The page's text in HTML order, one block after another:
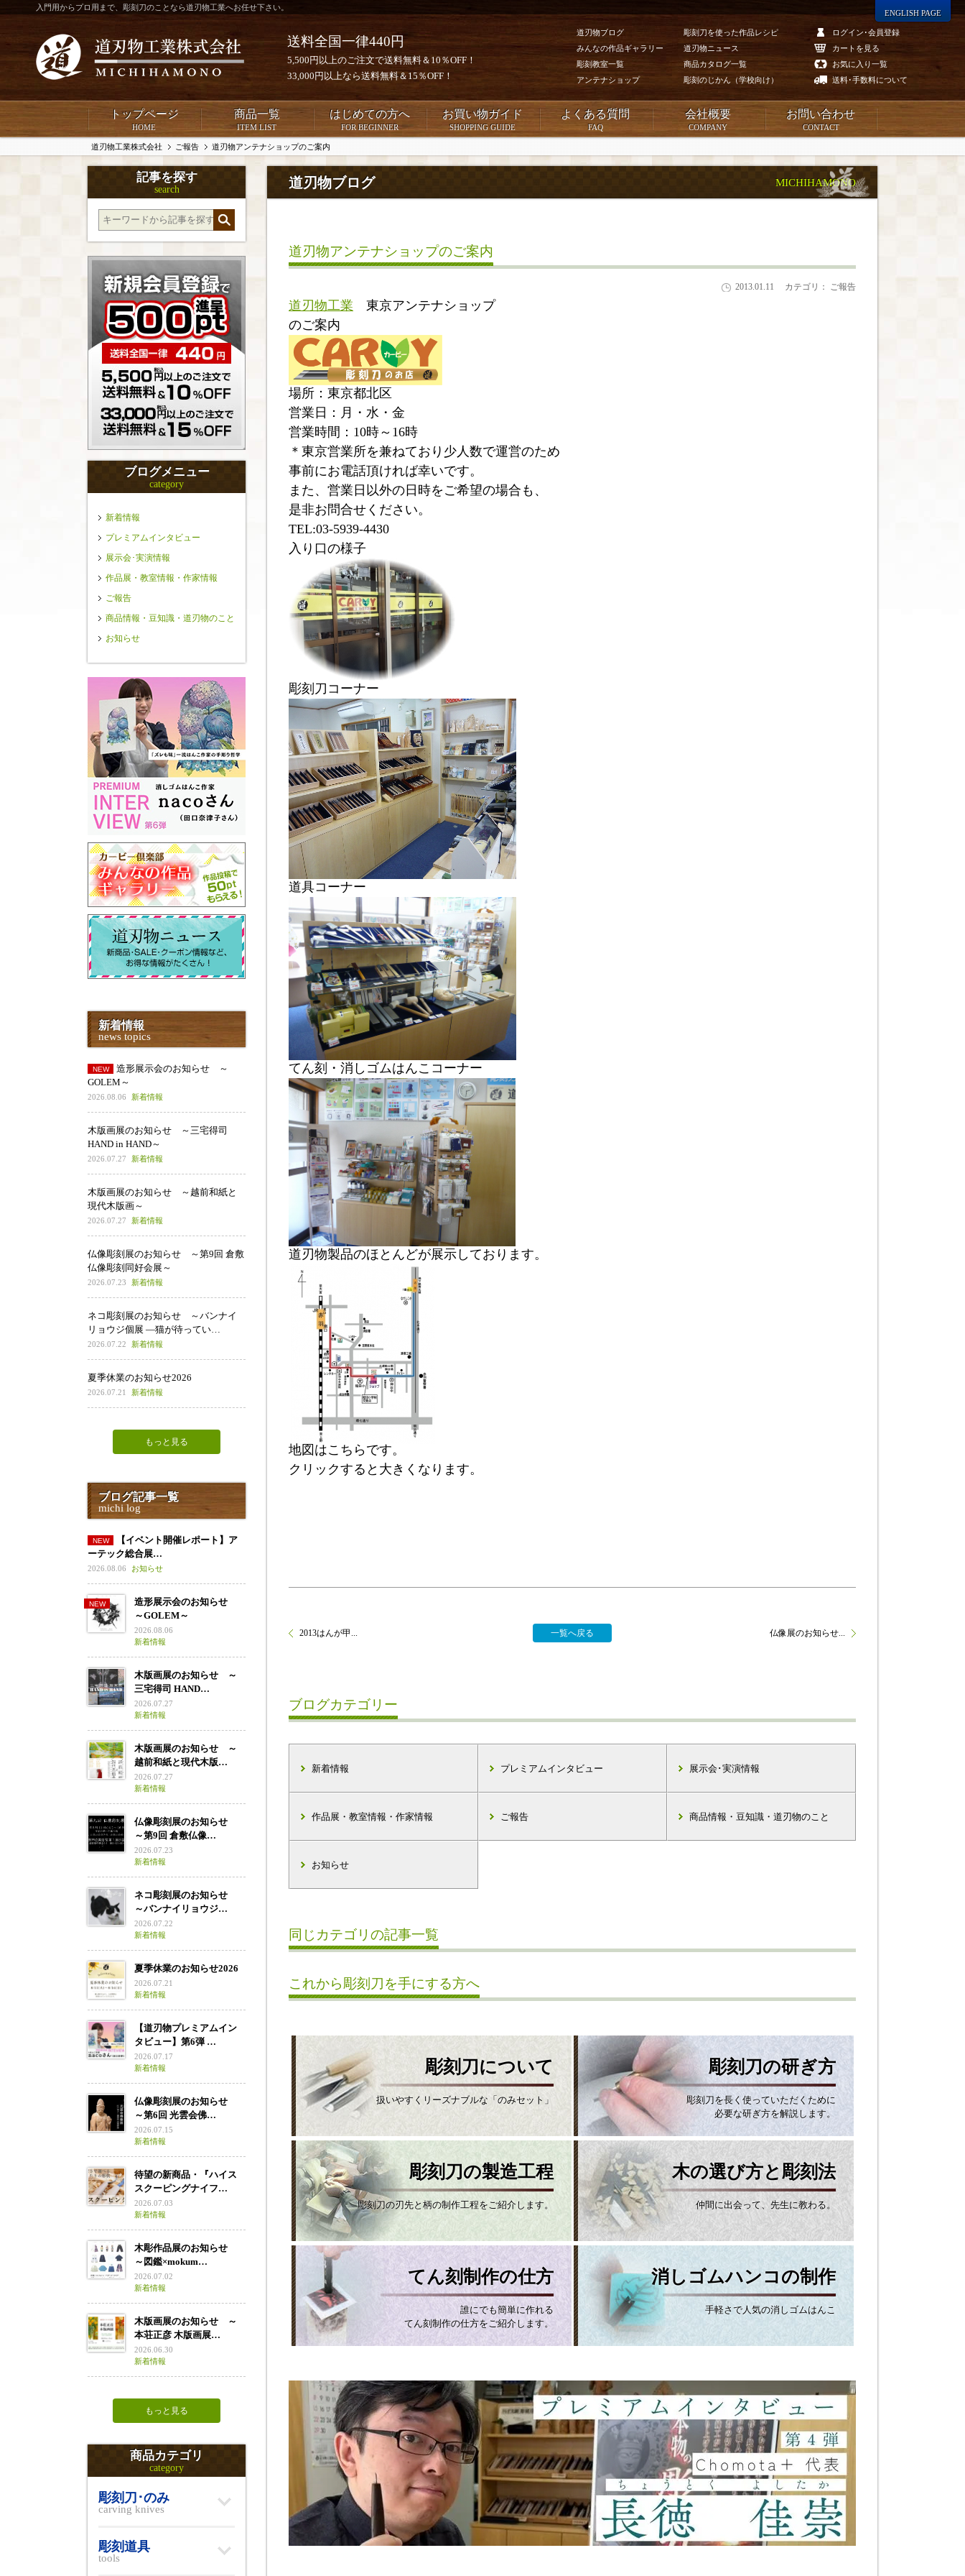
入門用からプロ用まで、彫刻刀のことなら道刃物工業へお任せ下さい。
送料全国一律440円
5,500円以上のご注文で送料無料＆10％OFF！
33,000円以上なら送料無料＆15％OFF！
道刃物ブログ
みんなの作品ギャラリー
彫刻教室一覧
アンテナショップ
彫刻刀を使った作品レシピ
道刃物ニュース
商品カタログ一覧
彫刻のじかん（学校向け）
ログイン･会員登録
カートを見る
お気に入り一覧
送料･手数料について
ENGLISH PAGE
トップページ
HOME
商品一覧
ITEM LIST
はじめての方へ
FOR BEGINNER
お買い物ガイド
SHOPPING GUIDE
よくある質問
FAQ
会社概要
COMPANY
お問い合わせ
CONTACT
道刃物工業株式会社 ご報告 道刃物アンテナショップのご案内
道刃物ブログ MICHIHAMONO
道刃物アンテナショップのご案内
2013.01.11 カテゴリ： ご報告
道刃物工業 東京アンテナショップ
のご案内
場所：東京都北区
営業日：月・水・金
営業時間：10時～16時
＊東京営業所を兼ねており少人数で運営のため
事前にお電話頂ければ幸いです。
また、営業日以外の日時をご希望の場合も、
是非お問合せください。
TEL:03-5939-4430
入り口の様子
彫刻刀コーナー
道具コーナー
てん刻・消しゴムはんこコーナー
道刃物製品のほとんどが展示しております。
地図はこちらです。
クリックすると大きくなります。
2013はんが甲... 一覧へ戻る 仏像展のお知らせ...
ブログカテゴリー
新着情報 プレミアムインタビュー 展示会･実演情報
作品展・教室情報・作家情報 ご報告 商品情報・豆知識・道刃物のこと
お知らせ
同じカテゴリの記事一覧
これから彫刻刀を手にする方へ
彫刻刀について
扱いやすくリーズナブルな「のみセット」
彫刻刀の研ぎ方
彫刻刀を長く使っていただくために
必要な研ぎ方を解説します。
彫刻刀の製造工程
彫刻刀の刃先と柄の制作工程をご紹介します。
木の選び方と彫刻法
仲間に出会って、先生に教わる。
てん刻制作の仕方
誰にでも簡単に作れる
てん刻制作の仕方をご紹介します。
消しゴムハンコの制作
手軽さで人気の消しゴムはんこ
記事を探す
search
ブログメニュー
category
新着情報
プレミアムインタビュー
展示会･実演情報
作品展・教室情報・作家情報
ご報告
商品情報・豆知識・道刃物のこと
お知らせ
新着情報
news topics
造形展示会のお知らせ ～
GOLEM～
2026.08.06 新着情報
木版画展のお知らせ ～三宅得司
HAND in HAND～
2026.07.27 新着情報
木版画展のお知らせ ～越前和紙と
現代木版画～
2026.07.27 新着情報
仏像彫刻展のお知らせ ～第9回 倉敷
仏像彫刻同好会展～
2026.07.23 新着情報
ネコ彫刻展のお知らせ ～バンナイ
リョウジ個展 ―猫が待ってい…
2026.07.22 新着情報
夏季休業のお知らせ2026
2026.07.21 新着情報
もっと見る
ブログ記事一覧
michi log
【イベント開催レポート】ア
ーテック総合展…
2026.08.06 お知らせ
造形展示会のお知らせ
～GOLEM～
2026.08.06
新着情報
木版画展のお知らせ ～
三宅得司 HAND…
2026.07.27
新着情報
木版画展のお知らせ ～
越前和紙と現代木版…
2026.07.27
新着情報
仏像彫刻展のお知らせ
～第9回 倉敷仏像…
2026.07.23
新着情報
ネコ彫刻展のお知らせ
～バンナイリョウジ…
2026.07.22
新着情報
夏季休業のお知らせ2026
2026.07.21
新着情報
【道刃物プレミアムイン
タビュー】第6弾 …
2026.07.17
新着情報
仏像彫刻展のお知らせ
～第6回 光雲会佛…
2026.07.15
新着情報
待望の新商品・『ハイス
スクーピングナイフ…
2026.07.03
新着情報
木彫作品展のお知らせ
～図鑑×mokum…
2026.07.02
新着情報
木版画展のお知らせ ～
本荘正彦 木版画展…
2026.06.30
新着情報
もっと見る
商品カテゴリ
category
彫刻刀･のみ
carving knives
彫刻道具
tools